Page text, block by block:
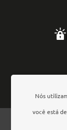
Oficina de
Nós
você está